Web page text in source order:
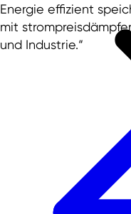
Energie effizient
mit
und Industrie.“